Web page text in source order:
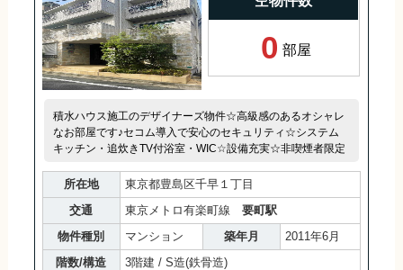
0 部屋
積水ハウス施工のデザイナーズ物件☆高級感のあるオシャレ
なお部屋です♪セコム導入で安心のセキュリティ☆システム
キッチン・追炊きTV付浴室・WIC☆設備充実☆非喫煙者限定
所在地
東京都豊島区千早１丁目
交通
東京メトロ有楽町線 要町駅
物件種別
マンション 築年月
2011年6月
階数/構造
3階建 / S造(鉄骨造)